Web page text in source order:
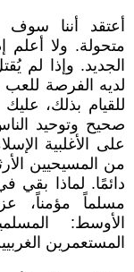
أعتقد أننا
متحولة. ولا أعلم
الجديد. وإذا لم
لديه الفرصة
للقيام بذلك،
صحيح وتوحيد
على الأغلبية
من المسيحيين
دائمًا. لماذا بقي
مسلماً مؤمناً،
الأوسط:
المستعمرين